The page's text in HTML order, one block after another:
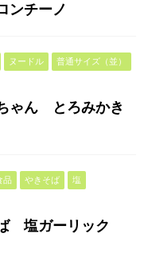
ンチーノ
ヌードル
普通サイズ（並）
ゃん とろみかき
品 やきそば
塩
塩ガーリック